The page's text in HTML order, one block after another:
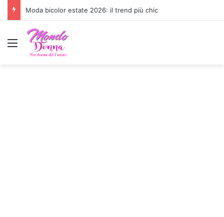
Moda bicolor estate 2026: il trend più chic
Menu